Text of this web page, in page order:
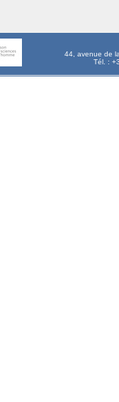
44, avenue de
Tél. :